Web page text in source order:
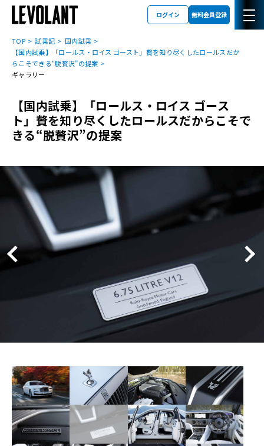
ログイン 無料会員登録
TOP 試乗記
国内試乗
【国内試乗】「ロールス・ロイス ゴースト」贅を知り尽くしたロールスだか
らこそできる“脱贅沢”の提案
ギャラリー
【国内試乗】「ロールス・ロイス ゴース
ト」贅を知り尽くしたロールスだからこそで
きる“脱贅沢”の提案